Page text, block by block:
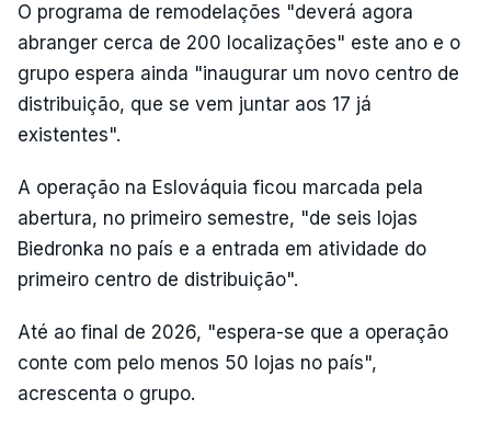
O programa de remodelações "deverá agora
abranger cerca de 200 localizações" este ano e o
grupo espera ainda "inaugurar um novo centro de
distribuição, que se vem juntar aos 17 já
existentes".
A operação na Eslováquia ficou marcada pela
abertura, no primeiro semestre, "de seis lojas
Biedronka no país e a entrada em atividade do
primeiro centro de distribuição".
Até ao final de 2026, "espera-se que a operação
conte com pelo menos 50 lojas no país",
acrescenta o grupo.